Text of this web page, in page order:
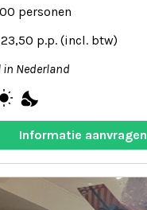
personen
23,50 p.p. (incl. btw)
in Nederland
nights_stay
Informatie aanvragen